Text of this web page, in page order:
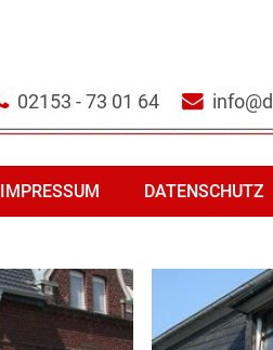
02153 - 73 01 64
IMPRESSUM DATENSCHUTZ